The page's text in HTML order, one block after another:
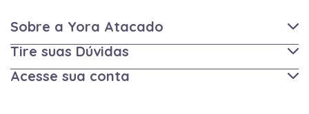
Sobre a Yora Atacado
Tire suas Dúvidas
Acesse sua conta